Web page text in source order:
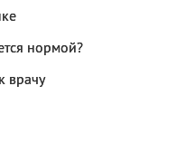
нормой?
врачу